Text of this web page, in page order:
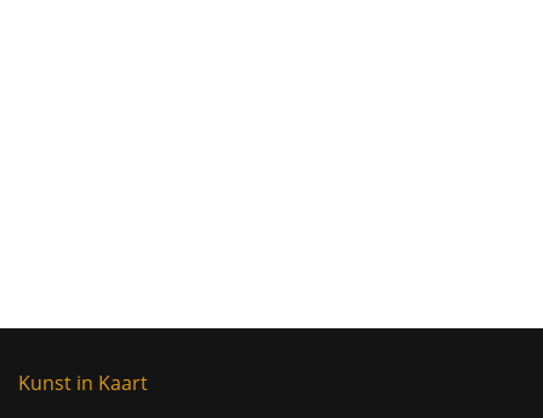
Kunst in Kaart